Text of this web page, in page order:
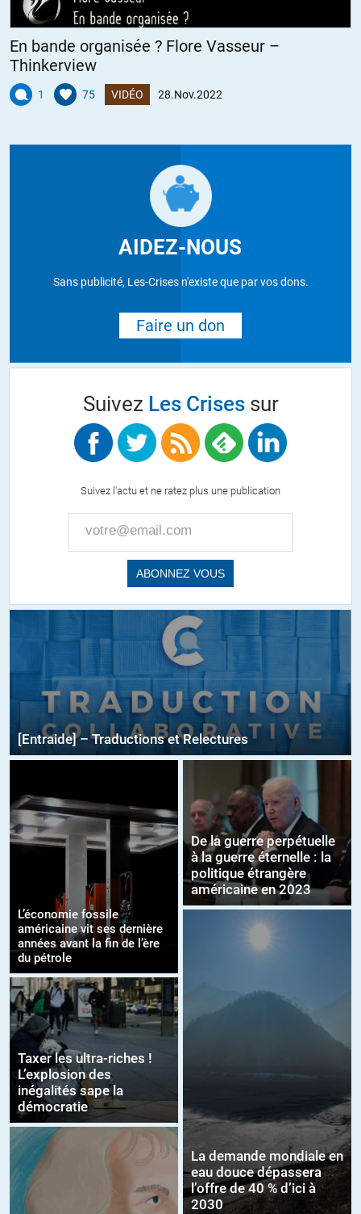
En bande organisée ? Flore Vasseur –
Thinkerview
1 75 VIDÉO 28.Nov.2022
AIDEZ-NOUS
Sans publicité, Les-Crises n'existe que par vos dons.
Faire un don
Suivez Les Crisessur
Suivez l'actu et ne ratez plus une publication
[Entraide] – Traductions et Relectures
L’économie fossile
américaine vit ses dernière
années avant la fin de l’ère
du pétrole
Taxer les ultra-riches !
L’explosion des
inégalités sape la
démocratie
De la guerre perpétuelle
à la guerre éternelle : la
politique étrangère
américaine en 2023
La demande mondiale en
eau douce dépassera
l’offre de 40 % d’ici à
2030